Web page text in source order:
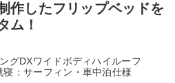
作したフリップベッドを
ム！
グDXワイドボディハイルーフ
：サーフィン・車中泊仕様